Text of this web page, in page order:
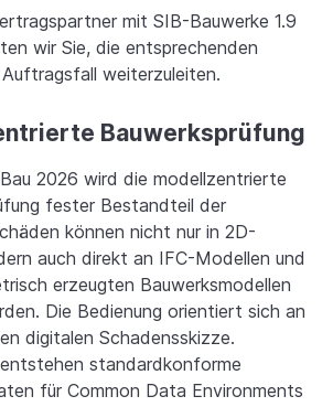
mit SIB-Bauwerke 1.9
wir Sie, die entsprechenden
weiterzuleiten.
Bauwerksprüfung
2026 wird die modellzentrierte
fester Bestandteil der
können nicht nur in 2D-
auch direkt an IFC-Modellen und
erzeugten Bauwerksmodellen
Die Bedienung orientiert sich an
digitalen Schadensskizze.
standardkonforme
für Common Data Environments